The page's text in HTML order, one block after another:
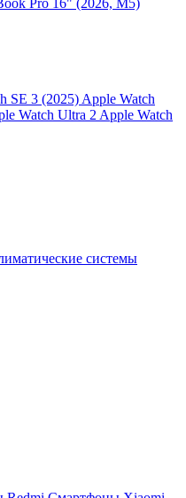
Pro 16" (2026, M5)
SE 3 (2025) Apple Watch
Watch Ultra 2 Apple Watch
системы